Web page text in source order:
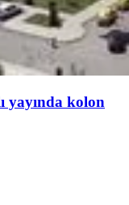
yayında kolon